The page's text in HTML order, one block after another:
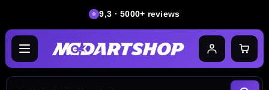
9,3 · 5000+ reviews